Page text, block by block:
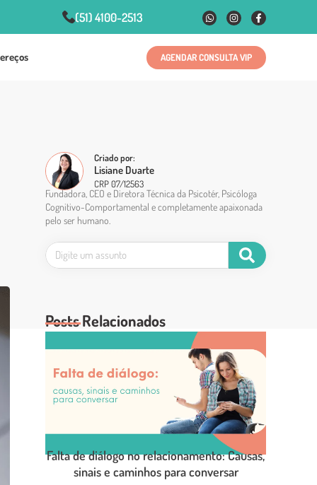
(51) 4100-2513
AGENDAR CONSULTA VIP
Criado por:
Lisiane Duarte
CRP 07/12563
Fundadora, CEO e Diretora Técnica da Psicotér, Psicóloga
Cognitivo-Comportamental e completamente apaixonada
pelo ser humano.
Posts Relacionados
Falta de diálogo no relacionamento: Causas,
sinais e caminhos para conversar